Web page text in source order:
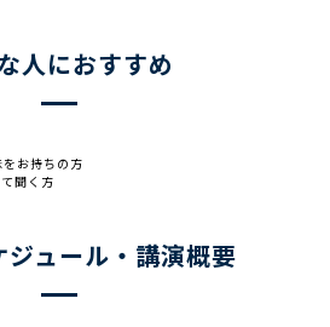
人におすすめ
お持ちの方
聞く方
ジュール・講演概要